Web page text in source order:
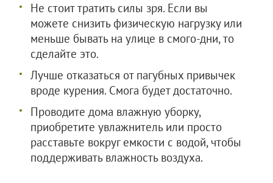
Не стоит тратить силы зря. Если вы
можете снизить физическую нагрузку или
меньше бывать на улице в смого-дни, то
сделайте это.
Лучше отказаться от пагубных привычек
вроде курения. Смога будет достаточно.
Проводите дома влажную уборку,
приобретите увлажнитель или просто
расставьте вокруг емкости с водой, чтобы
поддерживать влажность воздуха.